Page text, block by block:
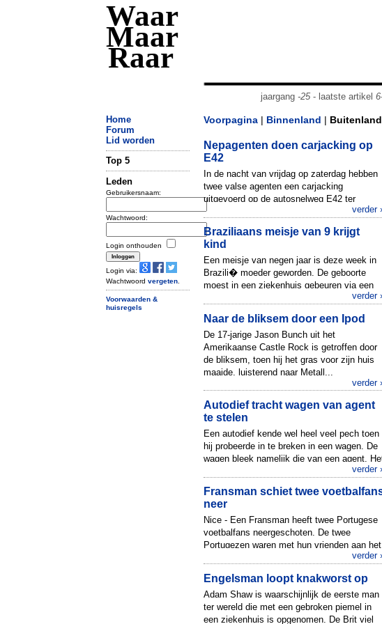
Waar
Maar
Raar
jaargang -25- laatste artikel
Home
Forum
Lid worden
Top 5
Leden
Gebruikersnaam:
Wachtwoord:
Login onthouden
Login via:
Wachtwoord vergeten
Voorwaarden &
huisregels
Voorpagina | Binnenland | Buitenland
Nepagenten doen carjacking op
E42
In de nacht van vrijdag op zaterdag hebben
twee valse agenten een carjacking
uitgevoerd op de autosnelweg E42 ter
hoogte van Sambreville. Dat heeft he...verder
Braziliaans meisje van 9 krijgt
kind
Een meisje van negen jaar is deze week in
Brazili� moeder geworden. De geboorte
moest in een ziekenhuis gebeuren via een
verder
Naar de bliksem door een Ipod
De 17-jarige Jason Bunch uit het
Amerikaanse Castle Rock is getroffen door
de bliksem, toen hij het gras voor zijn huis
maaide, luisterend naar Metall...
verder
Autodief tracht wagen van agent
te stelen
Een autodief kende wel heel veel pech toen
hij probeerde in te breken in een wagen. De
wagen bleek namelijk die van een agent.
verder
Fransman schiet twee
neer
Nice - Een Fransman heeft twee Portugese
voetbalfans neergeschoten. De twee
Portugezen waren met hun vrienden aan het
verder
Engelsman loopt knakworst op
Adam Shaw is waarschijnlijk de eerste man
ter wereld die met een gebroken piemel in
een ziekenhuis is opgenomen. De Brit viel